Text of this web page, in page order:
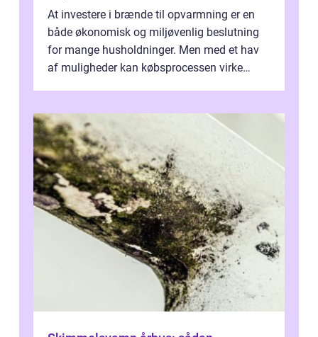
At investere i brænde til opvarmning er en
både økonomisk og miljøvenlig beslutning
for mange husholdninger. Men med et hav
af muligheder kan købsprocessen virke